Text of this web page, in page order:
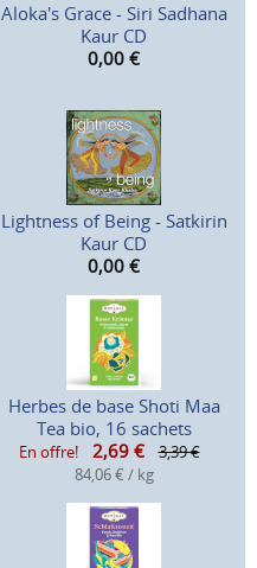
Aloka's Grace - Siri Sadhana
Kaur CD
0,00 €
Lightness of Being - Satkirin
Kaur CD
0,00 €
Herbes de base Shoti Maa
Tea bio, 16 sachets
En offre! 2,69 €
3,39 €
84,06 € / kg